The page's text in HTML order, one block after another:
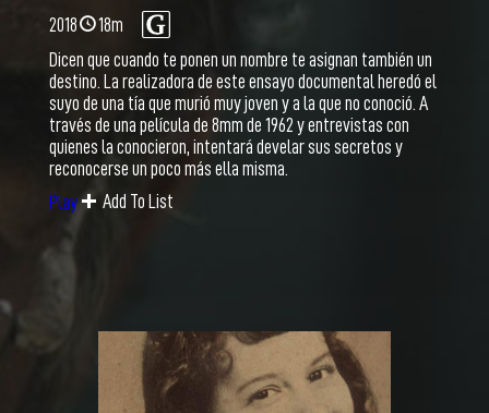
2018
18m
Dicen que cuando te ponen un nombre te asignan también un
destino. La realizadora de este ensayo documental heredó el
suyo de una tía que murió muy joven y a la que no conoció. A
través de una película de 8mm de 1962 y entrevistas con
quienes la conocieron, intentará develar sus secretos y
reconocerse un poco más ella misma.
Play
Add To List